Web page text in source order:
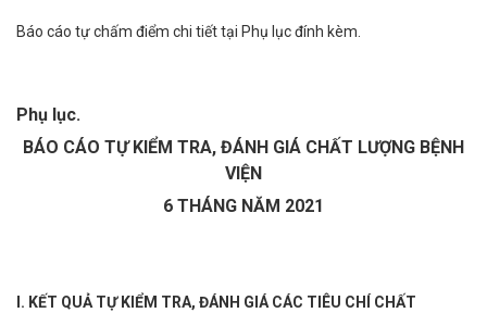
Báo cáo tự chấm điểm chi tiết tại Phụ lục đính kèm.
Phụ lục.
BÁO CÁO TỰ KIỂM TRA, ĐÁNH GIÁ CHẤT LƯỢNG BỆNH
VIỆN
6 THÁNG NĂM 2021
I. KẾT QUẢ TỰ KIỂM TRA, ĐÁNH GIÁ CÁC TIÊU CHÍ CHẤT